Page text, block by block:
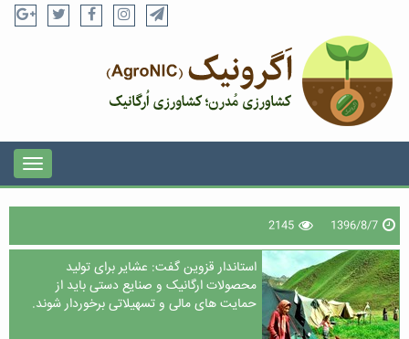
1396/8/7
2145
استاندار قزوین گفت: عشایر برای تولید
محصولات ارگانیک و صنایع دستی باید از
حمایت های مالی و تسهیلاتی برخوردار شوند.